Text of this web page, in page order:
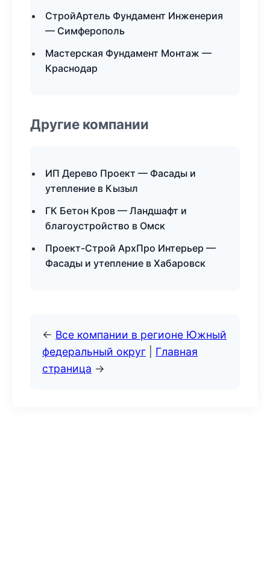
СтройАртель Фундамент Инженерия
— Симферополь
Мастерская Фундамент Монтаж —
Краснодар
Другие компании
ИП Дерево Проект — Фасады и
утепление в Кызыл
ГК Бетон Кров — Ландшафт и
благоустройство в Омск
Проект-Строй АрхПро Интерьер —
Фасады и утепление в Хабаровск
← Все компании в регионе Южный
федеральный округ
Главная
страница →